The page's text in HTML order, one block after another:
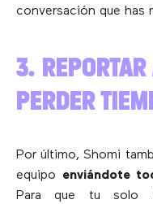
conversación que has
3.
PERDER
Por último, Shomi
equipo enviándote
Para que tu solo